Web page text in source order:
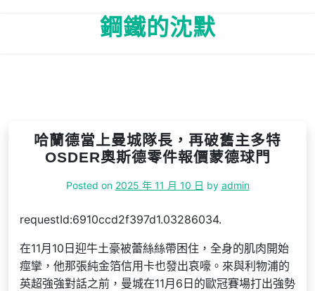
鋼鐵的沈默
哈蘭德當上曼城隊長，再破舊主多特
OSDER奧斯德零件報價蒙德球門
Posted on 2025 年 11 月 10 日 by admin
requestId:6910ccd2f397d1.03286034.
在11月10日迎牛土豪被蕾絲絲帶困住，全身的肌肉開始
痙攣，他那張純金箔信用卡也發出哀嚎。來與利物浦的
英超強強對話之前，曼城在11月6日的歐冠賽場打出強勢